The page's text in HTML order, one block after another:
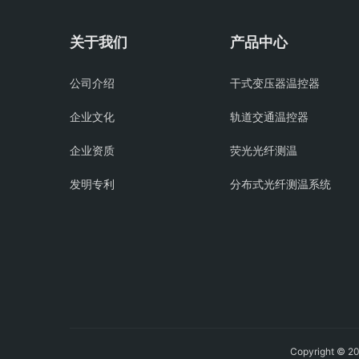
关于我们
公司介绍
企业文化
企业资质
发明专利
产品中心
干式变压器温控器
轨道交通温控器
荧光光纤测温
分布式光纤测温系统
Copyright ©